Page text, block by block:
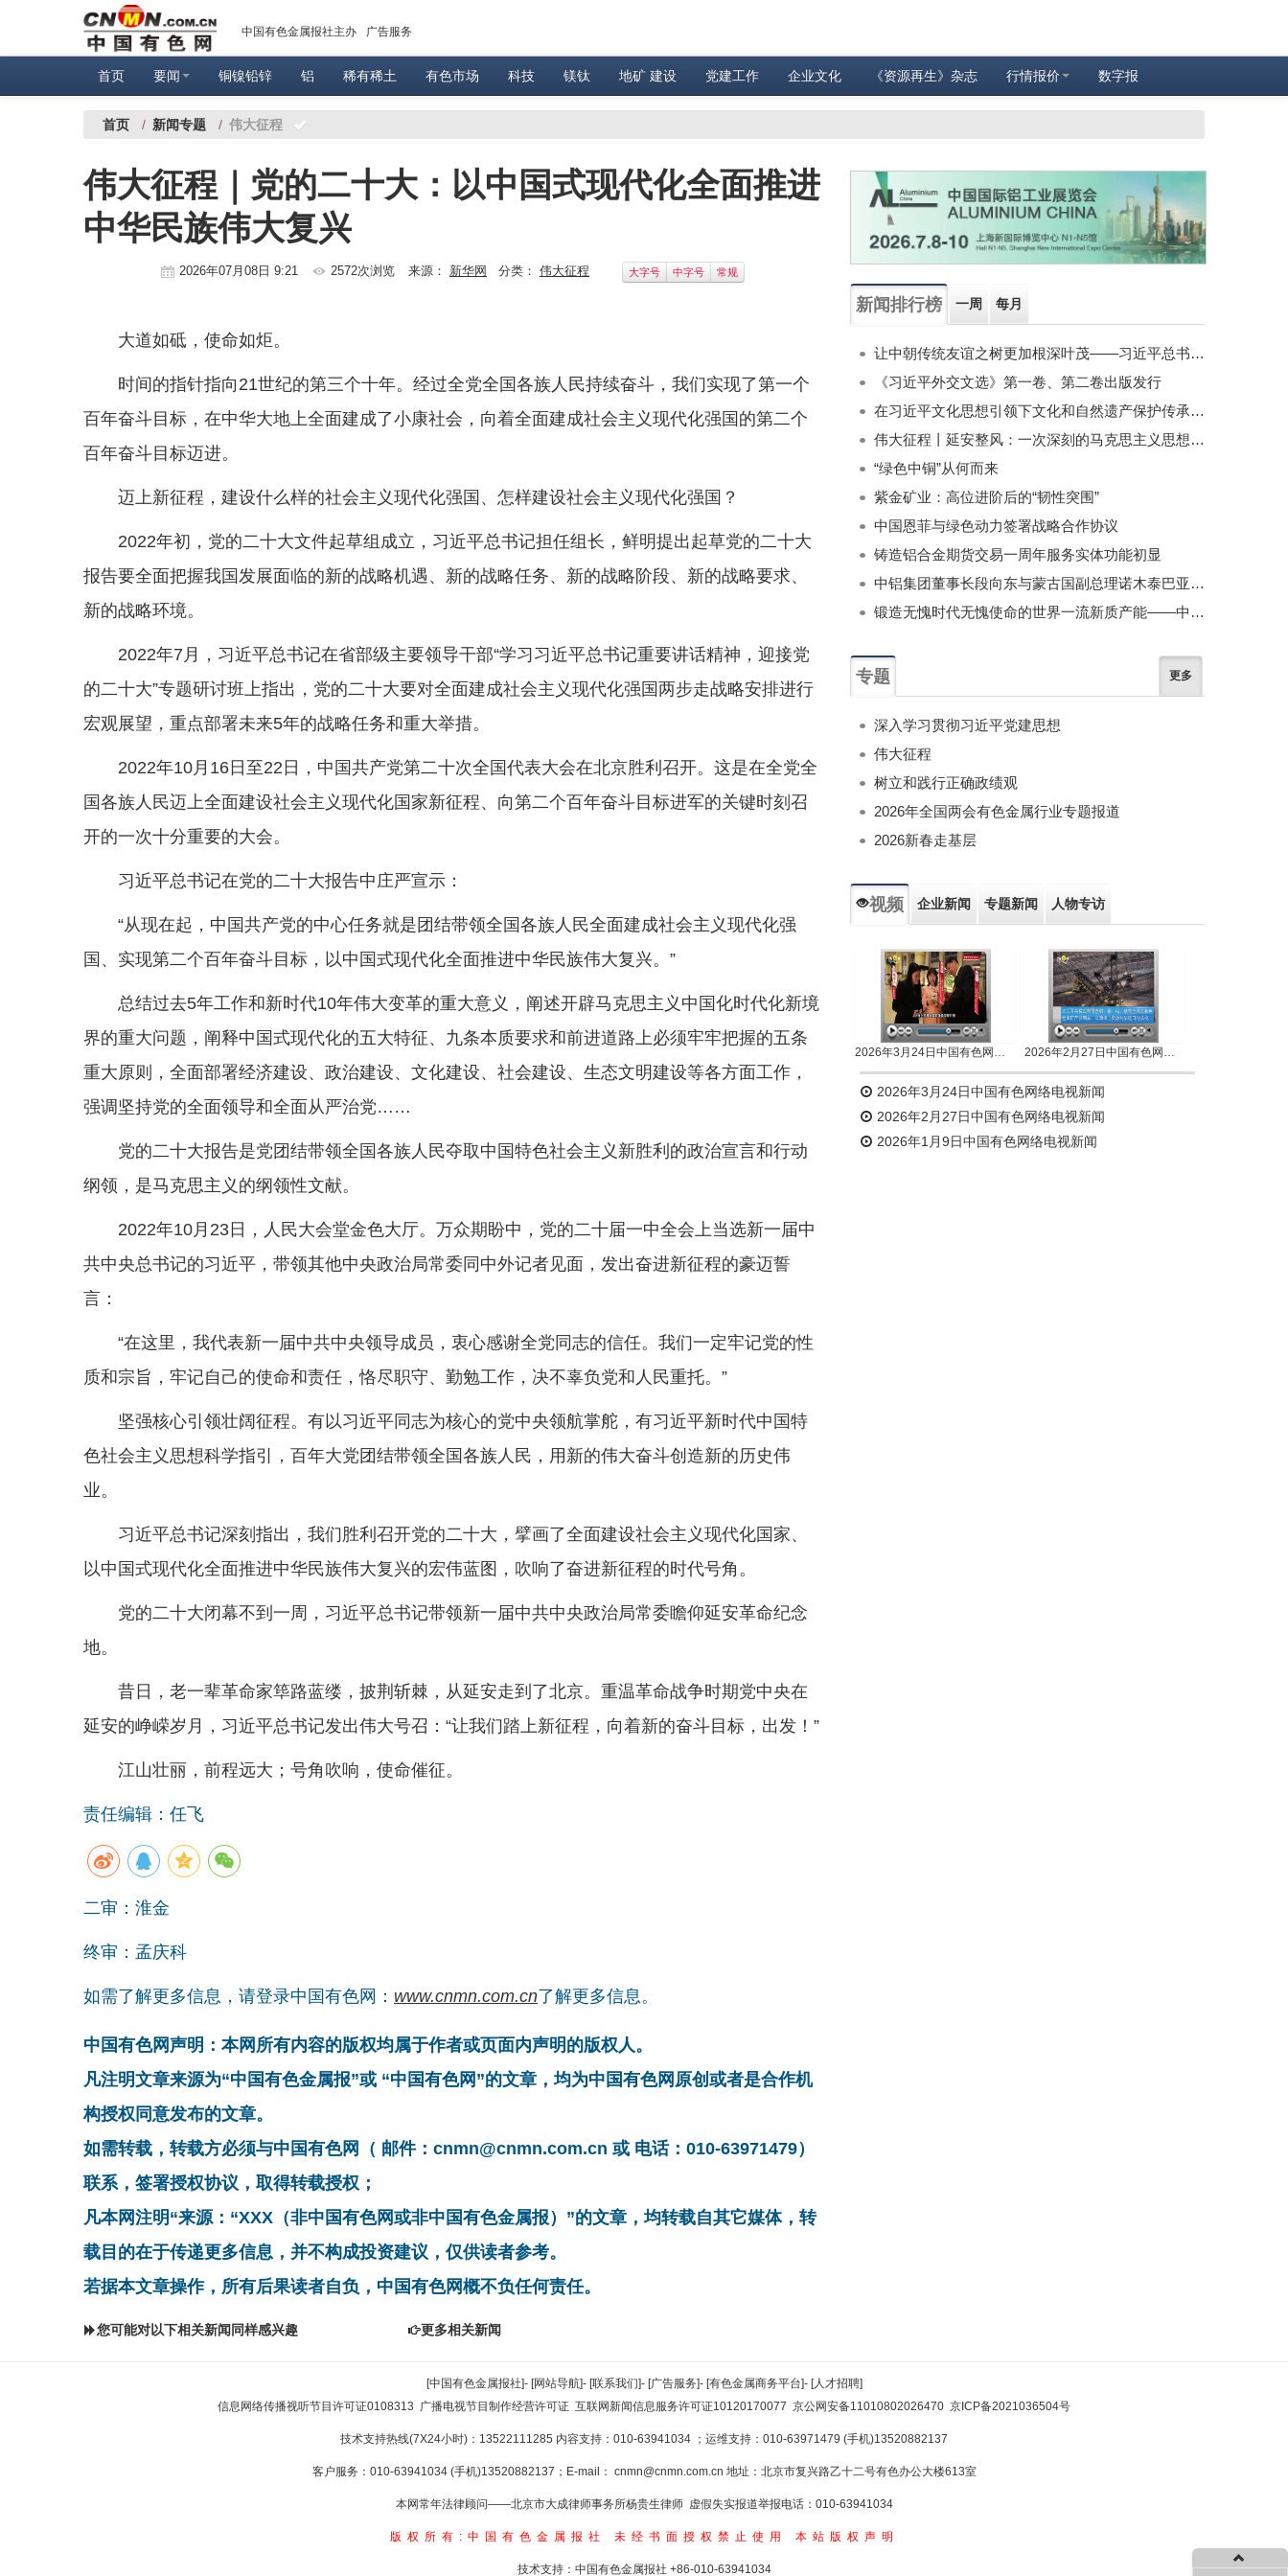
中国有色金属报社主办 广告服务
首页 要闻 铜镍铅锌 铝 稀有稀土 有色市场 科技 镁钛 地矿 建设 党建工作 企业文化 《资源再生》杂志 行情报价 数字报
首页 / 新闻专题 / 伟大征程
伟大征程｜党的二十大：以中国式现代化全面推进
中华民族伟大复兴
2026年07月08日 9:21 2572次浏览 来源： 新华网 分类： 伟大征程 大字号 中字号 常规
大道如砥，使命如炬。
时间的指针指向21世纪的第三个十年。经过全党全国各族人民持续奋斗，我们实现了第一个
百年奋斗目标，在中华大地上全面建成了小康社会，向着全面建成社会主义现代化强国的第二个
百年奋斗目标迈进。
迈上新征程，建设什么样的社会主义现代化强国、怎样建设社会主义现代化强国？
2022年初，党的二十大文件起草组成立，习近平总书记担任组长，鲜明提出起草党的二十大
报告要全面把握我国发展面临的新的战略机遇、新的战略任务、新的战略阶段、新的战略要求、
新的战略环境。
2022年7月，习近平总书记在省部级主要领导干部“学习习近平总书记重要讲话精神，迎接党
的二十大”专题研讨班上指出，党的二十大要对全面建成社会主义现代化强国两步走战略安排进行
宏观展望，重点部署未来5年的战略任务和重大举措。
2022年10月16日至22日，中国共产党第二十次全国代表大会在北京胜利召开。这是在全党全
国各族人民迈上全面建设社会主义现代化国家新征程、向第二个百年奋斗目标进军的关键时刻召
开的一次十分重要的大会。
习近平总书记在党的二十大报告中庄严宣示：
“从现在起，中国共产党的中心任务就是团结带领全国各族人民全面建成社会主义现代化强
国、实现第二个百年奋斗目标，以中国式现代化全面推进中华民族伟大复兴。”
总结过去5年工作和新时代10年伟大变革的重大意义，阐述开辟马克思主义中国化时代化新境
界的重大问题，阐释中国式现代化的五大特征、九条本质要求和前进道路上必须牢牢把握的五条
重大原则，全面部署经济建设、政治建设、文化建设、社会建设、生态文明建设等各方面工作，
强调坚持党的全面领导和全面从严治党……
党的二十大报告是党团结带领全国各族人民夺取中国特色社会主义新胜利的政治宣言和行动
纲领，是马克思主义的纲领性文献。
2022年10月23日，人民大会堂金色大厅。万众期盼中，党的二十届一中全会上当选新一届中
共中央总书记的习近平，带领其他中央政治局常委同中外记者见面，发出奋进新征程的豪迈誓
言：
“在这里，我代表新一届中共中央领导成员，衷心感谢全党同志的信任。我们一定牢记党的性
质和宗旨，牢记自己的使命和责任，恪尽职守、勤勉工作，决不辜负党和人民重托。”
坚强核心引领壮阔征程。有以习近平同志为核心的党中央领航掌舵，有习近平新时代中国特
色社会主义思想科学指引，百年大党团结带领全国各族人民，用新的伟大奋斗创造新的历史伟
业。
习近平总书记深刻指出，我们胜利召开党的二十大，擘画了全面建设社会主义现代化国家、
以中国式现代化全面推进中华民族伟大复兴的宏伟蓝图，吹响了奋进新征程的时代号角。
党的二十大闭幕不到一周，习近平总书记带领新一届中共中央政治局常委瞻仰延安革命纪念
地。
昔日，老一辈革命家筚路蓝缕，披荆斩棘，从延安走到了北京。重温革命战争时期党中央在
延安的峥嵘岁月，习近平总书记发出伟大号召：“让我们踏上新征程，向着新的奋斗目标，出发！”
江山壮丽，前程远大；号角吹响，使命催征。
责任编辑：任飞
二审：淮金
终审：孟庆科
如需了解更多信息，请登录中国有色网： www.cnmn.com.cn了解更多信息。
中国有色网声明：本网所有内容的版权均属于作者或页面内声明的版权人。
凡注明文章来源为“中国有色金属报”或 “中国有色网”的文章，均为中国有色网原创或者是合作机
构授权同意发布的文章。
如需转载，转载方必须与中国有色网（ 邮件：cnmn@cnmn.com.cn 或 电话：010-63971479）
联系，签署授权协议，取得转载授权；
凡本网注明“来源：“XXX（非中国有色网或非中国有色金属报）”的文章，均转载自其它媒体，转
载目的在于传递更多信息，并不构成投资建议，仅供读者参考。
若据本文章操作，所有后果读者自负，中国有色网概不负任何责任。
您可能对以下相关新闻同样感兴趣 更多相关新闻
新闻排行榜 一周 每月
让中朝传统友谊之树更加根深叶茂——习近平总书记对朝鲜进行国事访问纪实
《习近平外交文选》第一卷、第二卷出版发行
在习近平文化思想引领下文化和自然遗产保护传承利用工作开创新局面
伟大征程丨延安整风：一次深刻的马克思主义思想教育运动
“绿色中铜”从何而来
紫金矿业：高位进阶后的“韧性突围”
中国恩菲与绿色动力签署战略合作协议
铸造铝合金期货交易一周年服务实体功能初显
中铝集团董事长段向东与蒙古国副总理诺木泰巴亚尔举行会谈
锻造无愧时代无愧使命的世界一流新质产能——中国有色金属工业的战略应对与破局之道（二）
专题 更多
深入学习贯彻习近平党建思想
伟大征程
树立和践行正确政绩观
2026年全国两会有色金属行业专题报道
2026新春走基层
视频 企业新闻 专题新闻 人物专访
2026年3月24日中国有色网络电视新闻 2026年2月27日中国有色网络电视新闻
2026年3月24日中国有色网络电视新闻
2026年2月27日中国有色网络电视新闻
2026年1月9日中国有色网络电视新闻
[中国有色金属报社]- [网站导航]- [联系我们]- [广告服务]- [有色金属商务平台]- [人才招聘]
信息网络传播视听节目许可证0108313 广播电视节目制作经营许可证 互联网新闻信息服务许可证10120170077 京公网安备11010802026470 京ICP备2021036504号
技术支持热线(7X24小时)：13522111285 内容支持：010-63941034 ；运维支持：010-63971479 (手机)13520882137
客户服务：010-63941034 (手机)13520882137；E-mail： cnmn@cnmn.com.cn 地址：北京市复兴路乙十二号有色办公大楼613室
本网常年法律顾问——北京市大成律师事务所杨贵生律师 虚假失实报道举报电话：010-63941034
版权所有:中国有色金属报社 未经书面授权禁止使用 本站版权声明
技术支持：中国有色金属报社 +86-010-63941034